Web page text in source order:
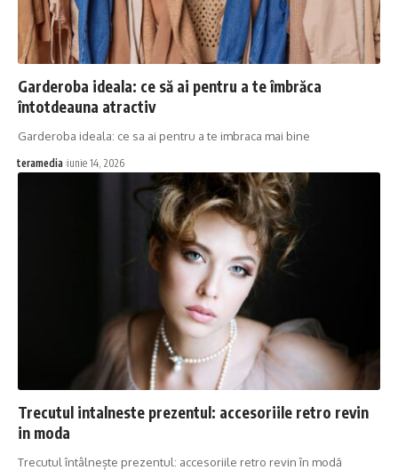
Garderoba ideala: ce să ai pentru a te îmbrăca
întotdeauna atractiv
Garderoba ideala: ce sa ai pentru a te imbraca mai bine
teramedia iunie 14, 2026
Trecutul intalneste prezentul: accesoriile retro revin
in moda
Trecutul întâlnește prezentul: accesoriile retro revin în modă